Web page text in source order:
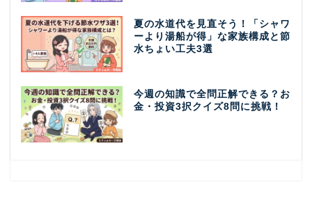
夏の水道代を見直そう！「シャワ
ーより湯船が得」な家族構成と節
水ちょい工夫3選
今週の知識で全問正解できる？お
金・投資3択クイズ8問に挑戦！